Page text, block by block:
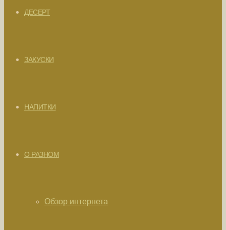
ДЕСЕРТ
ЗАКУСКИ
НАПИТКИ
О РАЗНОМ
Обзор интернета